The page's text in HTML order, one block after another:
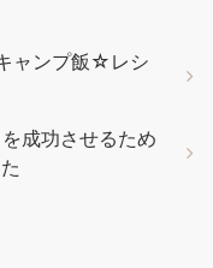
ャンプ飯☆レシ
成功させるため